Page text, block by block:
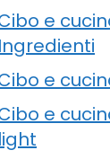
e
Ingredienti
e
e
light